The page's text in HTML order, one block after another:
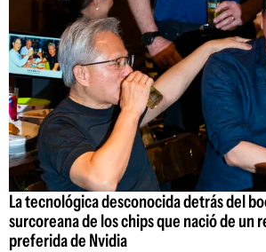
La tecnológica desconocida detrás del
surcoreana de los chips que nació de un
preferida de Nvidia